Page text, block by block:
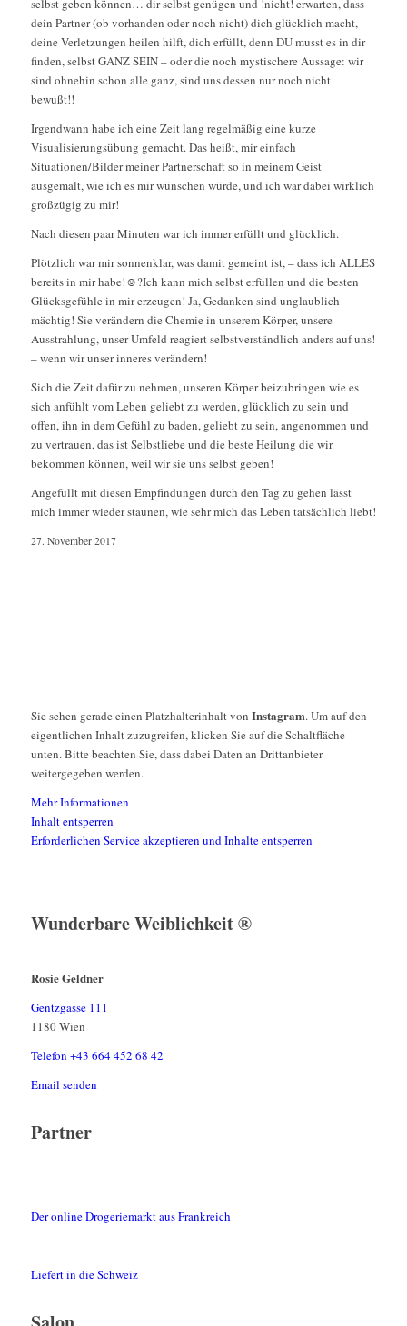
selbst geben können… dir selbst genügen und !nicht! erwarten, dass
dein Partner (ob vorhanden oder noch nicht) dich glücklich macht,
deine Verletzungen heilen hilft, dich erfüllt, denn DU musst es in dir
finden, selbst GANZ SEIN – oder die noch mystischere Aussage: wir
sind ohnehin schon alle ganz, sind uns dessen nur noch nicht
bewußt!!
Irgendwann habe ich eine Zeit lang regelmäßig eine kurze
Visualisierungsübung gemacht. Das heißt, mir einfach
Situationen/Bilder meiner Partnerschaft so in meinem Geist
ausgemalt, wie ich es mir wünschen würde, und ich war dabei wirklich
großzügig zu mir!
Nach diesen paar Minuten war ich immer erfüllt und glücklich.
Plötzlich war mir sonnenklar, was damit gemeint ist, – dass ich ALLES
bereits in mir habe!☺️?Ich kann mich selbst erfüllen und die besten
Glücksgefühle in mir erzeugen! Ja, Gedanken sind unglaublich
mächtig! Sie verändern die Chemie in unserem Körper, unsere
Ausstrahlung, unser Umfeld reagiert selbstverständlich anders auf uns!
– wenn wir unser inneres verändern!
Sich die Zeit dafür zu nehmen, unseren Körper beizubringen wie es
sich anfühlt vom Leben geliebt zu werden, glücklich zu sein und
offen, ihn in dem Gefühl zu baden, geliebt zu sein, angenommen und
zu vertrauen, das ist Selbstliebe und die beste Heilung die wir
bekommen können, weil wir sie uns selbst geben!
Angefüllt mit diesen Empfindungen durch den Tag zu gehen lässt
mich immer wieder staunen, wie sehr mich das Leben tatsächlich liebt!
27. November 2017
Sie sehen gerade einen Platzhalterinhalt von Instagram. Um auf den
eigentlichen Inhalt zuzugreifen, klicken Sie auf die Schaltfläche
unten. Bitte beachten Sie, dass dabei Daten an Drittanbieter
weitergegeben werden.
Mehr Informationen
Inhalt entsperren
Erforderlichen Service akzeptieren und Inhalte entsperren
Wunderbare Weiblichkeit ®
Rosie Geldner
Gentzgasse 111
1180 Wien
Telefon +43 664 452 68 42
Email senden
Partner
Der online Drogeriemarkt aus Frankreich
Liefert in die Schweiz